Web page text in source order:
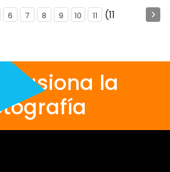
6 7 8 9 10 11
(11
la